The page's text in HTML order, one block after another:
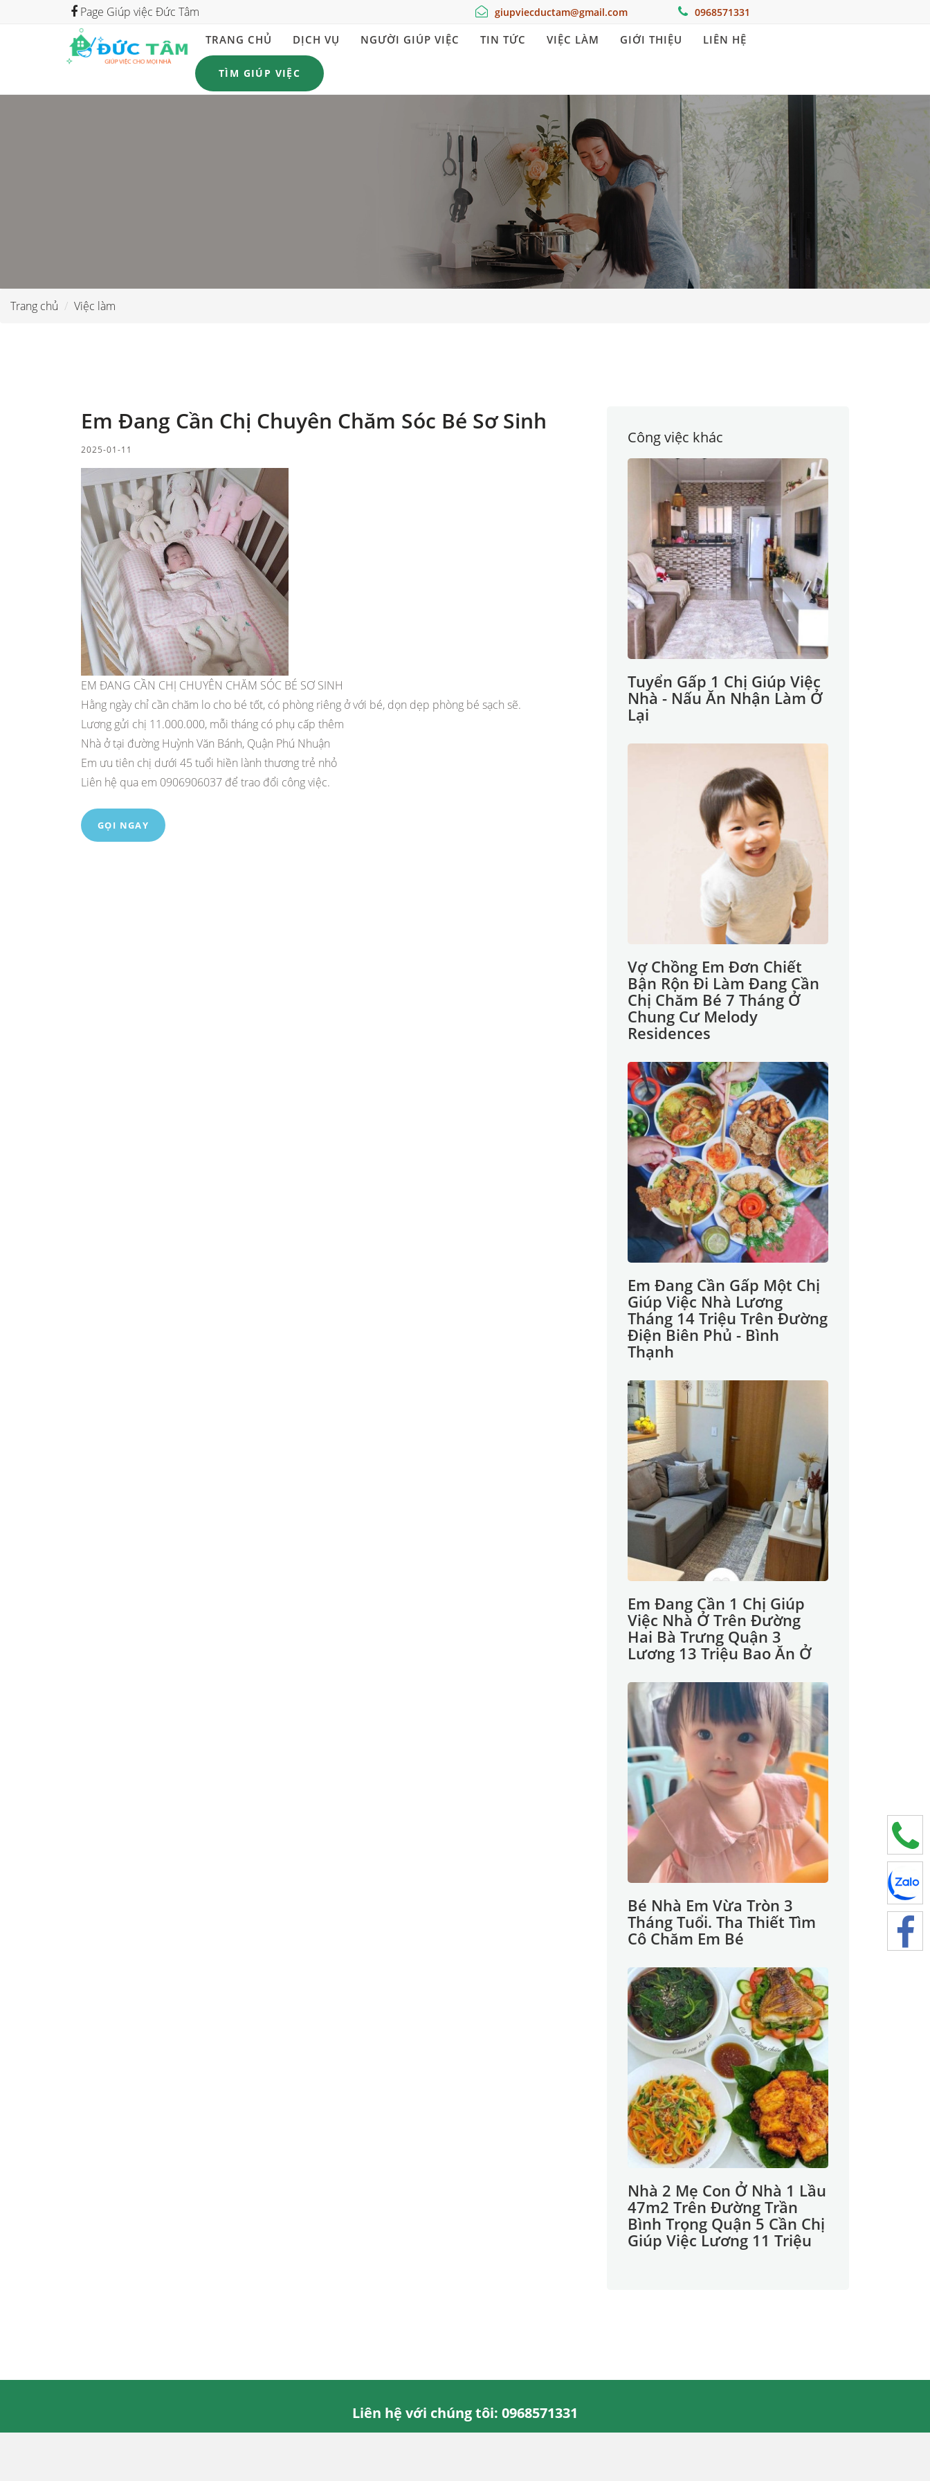
Page Giúp việc Đức Tâm giupviecductam@gmail.com 0968571331
TRANG CHỦ DỊCH VỤ NGƯỜI GIÚP VIỆC TIN TỨC VIỆC LÀM GIỚI THIỆU LIÊN HỆ
TÌM GIÚP VIỆC
Trang chủ Việc làm
Em Đang Cần Chị Chuyên Chăm Sóc Bé Sơ Sinh
2025-01-11
EM ĐANG CẦN CHỊ CHUYÊN CHĂM SÓC BÉ SƠ SINH
Hằng ngày chỉ cần chăm lo cho bé tốt, có phòng riêng ở với bé, dọn dẹp phòng bé sạch sẽ.
Lương gửi chị 11.000.000, mỗi tháng có phụ cấp thêm
Nhà ở tại đường Huỳnh Văn Bánh, Quận Phú Nhuận
Em ưu tiên chị dưới 45 tuổi hiền lành thương trẻ nhỏ
Liên hệ qua em 0906906037 để trao đổi công việc.
GỌI NGAY
Công việc khác
Tuyển Gấp 1 Chị Giúp Việc
Nhà - Nấu Ăn Nhận Làm Ở
Lại
Vợ Chồng Em Đơn Chiết
Bận Rộn Đi Làm Đang Cần
Chị Chăm Bé 7 Tháng Ở
Chung Cư Melody
Residences
Em Đang Cần Gấp Một Chị
Giúp Việc Nhà Lương
Tháng 14 Triệu Trên Đường
Điện Biên Phủ - Bình
Thạnh
Em Đang Cần 1 Chị Giúp
Việc Nhà Ở Trên Đường
Hai Bà Trưng Quận 3
Lương 13 Triệu Bao Ăn Ở
Bé Nhà Em Vừa Tròn 3
Tháng Tuổi. Tha Thiết Tìm
Cô Chăm Em Bé
Nhà 2 Mẹ Con Ở Nhà 1 Lầu
47m2 Trên Đường Trần
Bình Trọng Quận 5 Cần Chị
Giúp Việc Lương 11 Triệu
Liên hệ với chúng tôi: 0968571331